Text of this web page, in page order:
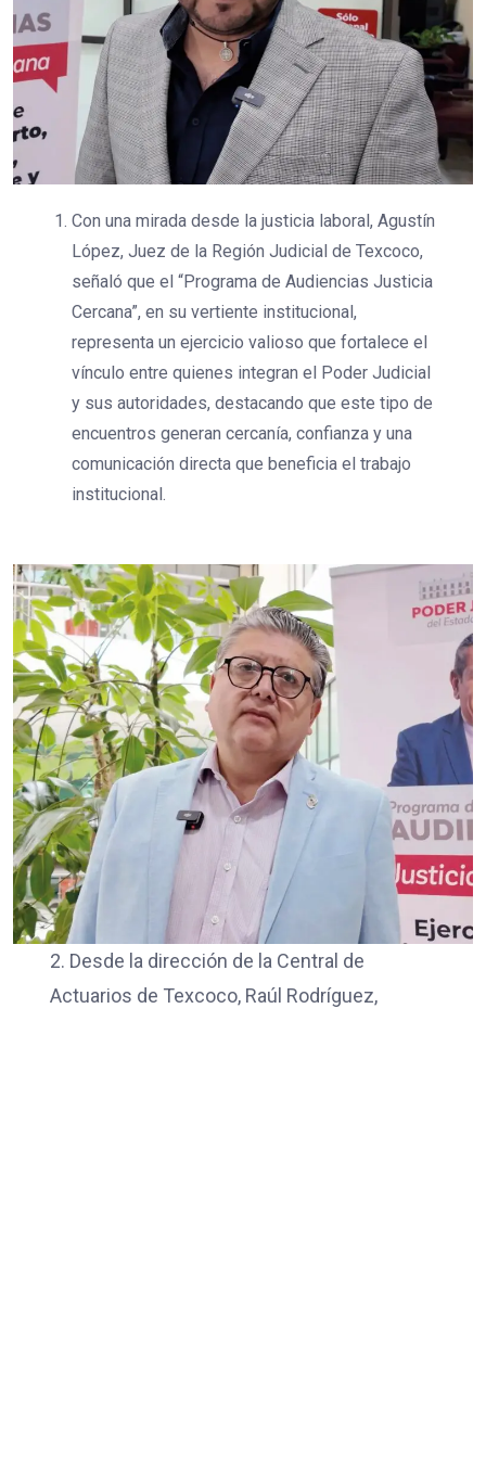
Con una mirada desde la justicia laboral, Agustín
López, Juez de la Región Judicial de Texcoco,
señaló que el “Programa de Audiencias Justicia
Cercana”, en su vertiente institucional,
representa un ejercicio valioso que fortalece el
vínculo entre quienes integran el Poder Judicial
y sus autoridades, destacando que este tipo de
encuentros generan cercanía, confianza y una
comunicación directa que beneficia el trabajo
institucional.
2. Desde la dirección de la Central de
Actuarios de Texcoco, Raúl Rodríguez,